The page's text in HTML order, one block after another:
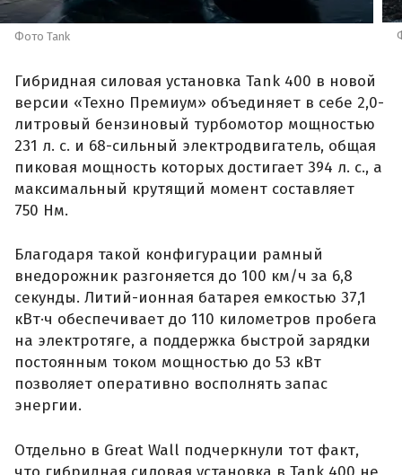
Фото Tank
Гибридная силовая установка Tank 400 в новой
версии «Техно Премиум» объединяет в себе 2,0-
литровый бензиновый турбомотор мощностью
231 л. с. и 68-сильный электродвигатель, общая
пиковая мощность которых достигает 394 л. с., а
максимальный крутящий момент составляет
750 Нм.
Благодаря такой конфигурации рамный
внедорожник разгоняется до 100 км/ч за 6,8
секунды. Литий-ионная батарея емкостью 37,1
кВт·ч обеспечивает до 110 километров пробега
на электротяге, а поддержка быстрой зарядки
постоянным током мощностью до 53 кВт
позволяет оперативно восполнять запас
энергии.
Отдельно в Great Wall подчеркнули тот факт,